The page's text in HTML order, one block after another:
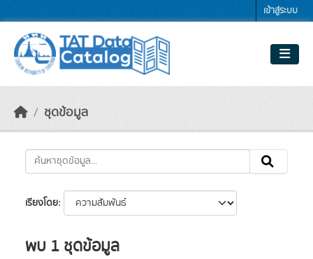
เข้าสู่ระบบ
ชุดข้อมูล
เรียงโดย
พบ 1 ชุดข้อมูล